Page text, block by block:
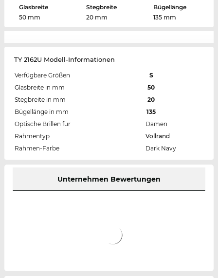
Glasbreite
50 mm
Stegbreite
20 mm
Bügellänge
135 mm
TY 2162U Modell-Informationen
Verfügbare Größen
S
Glasbreite in mm
50
Stegbreite in mm
20
Bügellänge in mm
135
Optische Brillen für
Damen
Rahmentyp
Vollrand
Rahmen-Farbe
Dark Navy
Unternehmen Bewertungen